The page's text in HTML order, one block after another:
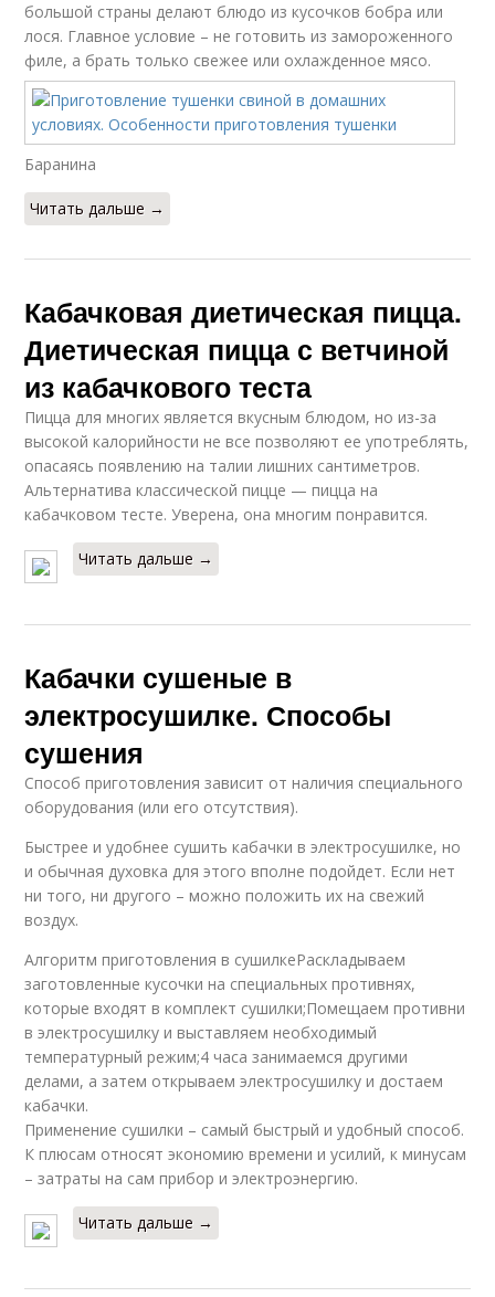
большой страны делают блюдо из кусочков бобра или
лося. Главное условие – не готовить из замороженного
филе, а брать только свежее или охлажденное мясо.
Баранина
Читать дальше →
Кабачковая диетическая пицца.
Диетическая пицца с ветчиной
из кабачкового теста
Пицца для многих является вкусным блюдом, но из-за
высокой калорийности не все позволяют ее употреблять,
опасаясь появлению на талии лишних сантиметров.
Альтернатива классической пицце — пицца на
кабачковом тесте. Уверена, она многим понравится.
Читать дальше →
Кабачки сушеные в
электросушилке. Способы
сушения
Способ приготовления зависит от наличия специального
оборудования (или его отсутствия).
Быстрее и удобнее сушить кабачки в электросушилке, но
и обычная духовка для этого вполне подойдет. Если нет
ни того, ни другого – можно положить их на свежий
воздух.
Алгоритм приготовления в сушилкеРаскладываем
заготовленные кусочки на специальных противнях,
которые входят в комплект сушилки;Помещаем противни
в электросушилку и выставляем необходимый
температурный режим;4 часа занимаемся другими
делами, а затем открываем электросушилку и достаем
кабачки.
Применение сушилки – самый быстрый и удобный способ.
К плюсам относят экономию времени и усилий, к минусам
– затраты на сам прибор и электроэнергию.
Читать дальше →